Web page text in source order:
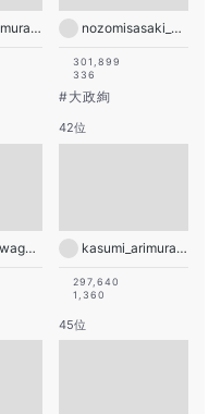
kasumi_arimura.official nozomisasaki_official
301,899
336
#大政絢
haruna_kawaguchi_official
42位
kasumi_arimura.official
297,640
1,360
45位